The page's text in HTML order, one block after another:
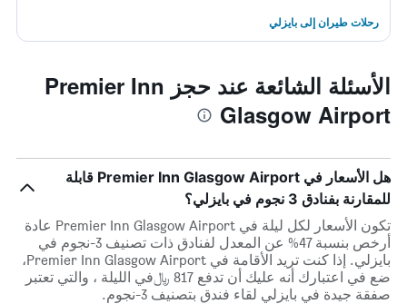
رحلات طيران إلى بايزلي
الأسئلة الشائعة عند حجز Premier Inn
Glasgow Airport
هل الأسعار في Premier Inn Glasgow Airport قابلة
للمقارنة بفنادق 3 نجوم في بايزلي؟
تكون الأسعار لكل ليلة في Premier Inn Glasgow Airport عادة
أرخص بنسبة 47% عن المعدل لفنادق ذات تصنيف 3-نجوم في
بايزلي. إذا كنت تريد الأقامة في Premier Inn Glasgow Airport،
ضع في اعتبارك أنه عليك أن تدفع 817 ﷼في الليلة ، والتي تعتبر
صفقة جيدة في بايزلي لقاء فندق بتصنيف 3-نجوم.